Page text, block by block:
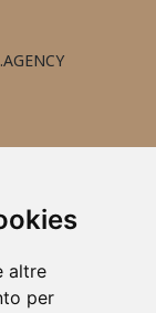
altre
per